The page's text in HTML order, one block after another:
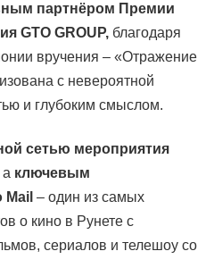
партнёром Премии
GTO GROUP, благодаря
вручения – «Отражение
с невероятной
и глубоким смыслом.
сетью мероприятия
а ключевым
Mail – один из самых
о кино в Рунете с
сериалов и телешоу со